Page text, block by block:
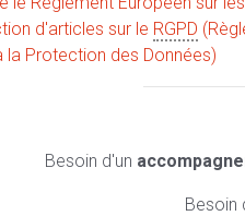
d'articles sur le RGPD
la Protection des Données)
Besoin d'un
Besoin